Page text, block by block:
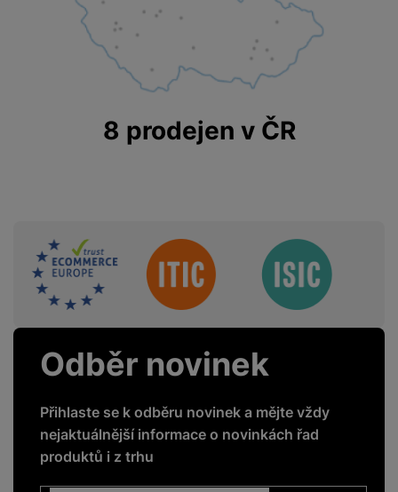
FUNKCE
Přihrádka na
KONSTRUKCE
Materiál Silikon
BALENÍ
Hmotnost balení
8 prodejen v ČR
Sdružení
Odběr novinek
Přihlaste se k odběru novinek a mějte vždy
nejaktuálnější informace o novinkách řad
produktů i z trhu